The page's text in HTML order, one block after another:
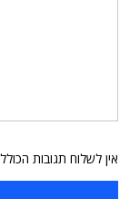
אין לשלוח תגובות